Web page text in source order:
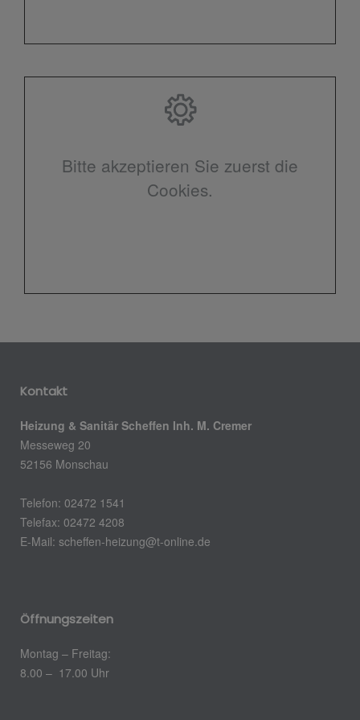
Bitte akzeptieren Sie zuerst die
Cookies.
Kontakt
Heizung & Sanitär Scheffen Inh. M. Cremer
Messeweg 20
52156 Monschau
Telefon: 02472 1541
Telefax: 02472 4208
E-Mail: scheffen-heizung@t-online.de
Öffnungszeiten
Montag – Freitag:
8.00 – 17.00 Uhr